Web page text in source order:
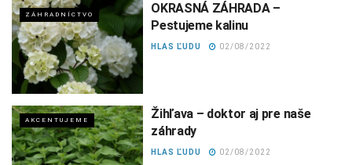
ZÁHRADNÍCTVO
OKRASNÁ ZÁHRADA –
Pestujeme kalinu
HLAS ĽUDU 02/08/2022
AKCENTUJEME
Žihľava – doktor aj pre naše
záhrady
HLAS ĽUDU 02/08/2022